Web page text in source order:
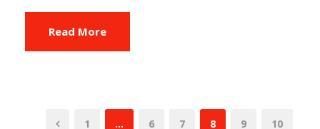
Read More
1 … 6 7 8 9 10